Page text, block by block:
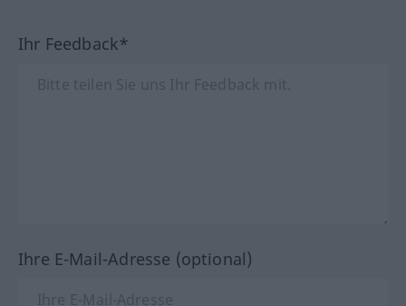
Ihr Feedback*
Ihre E-Mail-Adresse (optional)